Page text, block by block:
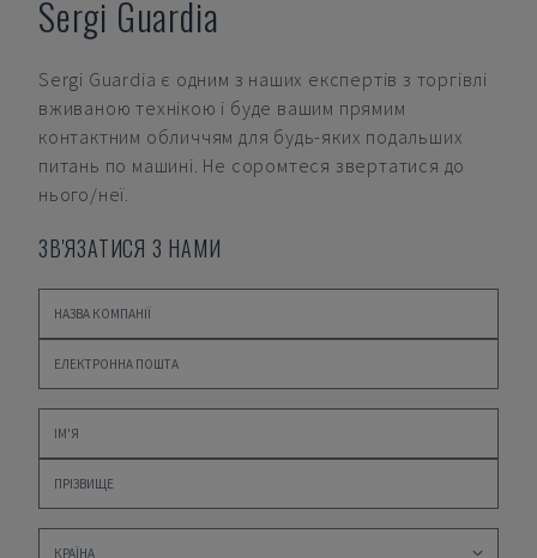
Sergi Guardia
Sergi Guardia є одним з наших експертів з торгівлі
вживаною технікою і буде вашим прямим
контактним обличчям для будь-яких подальших
питань по машині. Не соромтеся звертатися до
нього/неї.
ЗВ'ЯЗАТИСЯ З НАМИ